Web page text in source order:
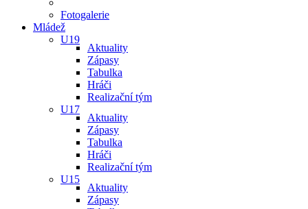
Fotogalerie
Mládež
U19
Aktuality
Zápasy
Tabulka
Hráči
Realizační tým
U17
Aktuality
Zápasy
Tabulka
Hráči
Realizační tým
U15
Aktuality
Zápasy